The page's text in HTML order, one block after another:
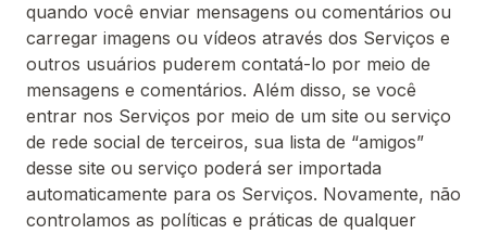
quando você enviar mensagens ou comentários ou
carregar imagens ou vídeos através dos Serviços e
outros usuários puderem contatá-lo por meio de
mensagens e comentários. Além disso, se você
entrar nos Serviços por meio de um site ou serviço
de rede social de terceiros, sua lista de “amigos”
desse site ou serviço poderá ser importada
automaticamente para os Serviços. Novamente, não
controlamos as políticas e práticas de qualquer